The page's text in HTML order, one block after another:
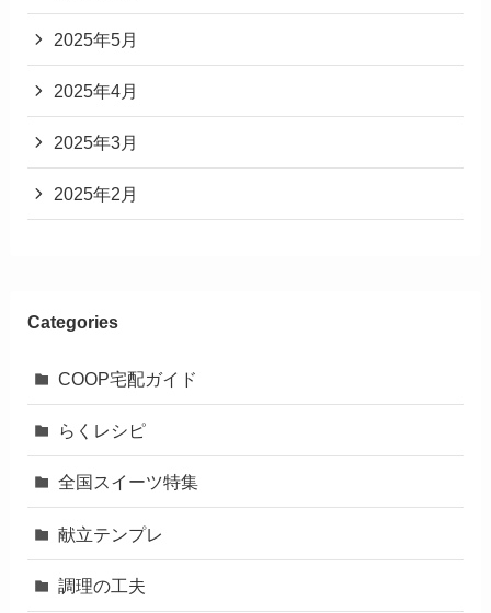
2025年5月
2025年4月
2025年3月
2025年2月
Categories
COOP宅配ガイド
らくレシピ
全国スイーツ特集
献立テンプレ
調理の工夫